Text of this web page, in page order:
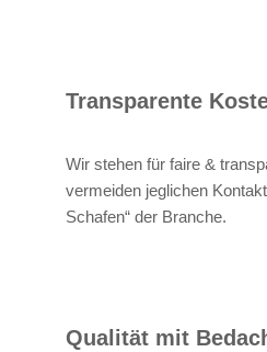
Transparente
Wir stehen für faire &
vermeiden jeglichen
Schafen“ der Branche.
Qualität mit